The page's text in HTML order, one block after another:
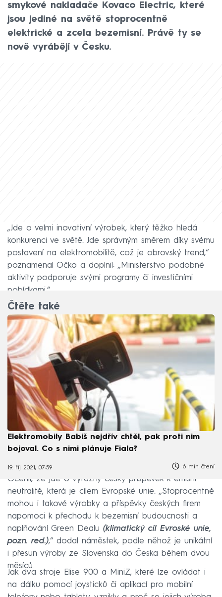
smykové nakladače Kovaco Electric, které
jsou jediné na světě stoprocentně
elektrické a zcela bezemisní. Právě ty se
nově vyrábějí v Česku.
„Jde o velmi inovativní výrobek, který těžko hledá
konkurenci ve světě. Jde správným směrem díky svému
postavení na elektromobilitě, což je obrovský trend,“
poznamenal Očko a doplnil: „Ministerstvo podobné
aktivity podporuje svými programy či investičními
pobídkami.“
Čtěte také
Elektromobily Babiš nejdřív chtěl, pak proti nim
bojoval. Co s nimi plánuje Fiala?
19. říj 2021, 07:59 6 min čtení
Ocenil, že jde o výrazný český příspěvek k emisní
neutralitě, která je cílem Evropské unie. „Stoprocentně
mohou i takové výrobky a příspěvky českých firem
napomoci k přechodu k bezemisní budoucnosti a
naplňování Green Dealu (klimatický cíl Evroské unie,
pozn. red.),“ dodal náměstek, podle něhož je unikátní
i přesun výroby ze Slovenska do Česka během dvou
měsíců.
Jak dva stroje Elise 900 a MiniZ, které lze ovládat i
na dálku pomocí joysticků či aplikací pro mobilní